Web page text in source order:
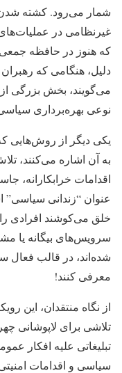
شمار می‌رود. کشته شدن
غیرنظامی در
که هنوز در حافظه
دلیل، هنگامی که
می‌گویند، بخش بزرگی از
نوعی بهره‌برداری
یکی دیگر از روش‌هایی
به آن اشاره می‌کنند،
اقدامات خرابکارانه،
عنوان “زندانی سیاسی”
خلق می‌کوشند افرادی را
سرویس‌های بیگانه یا
شده‌اند، در قالب فعال
معرفی کنند!
از نگاه منتقدان، این
تلاشی برای لاپوشانی
تبلیغاتی علیه افکار
سیاسی و اقدامات